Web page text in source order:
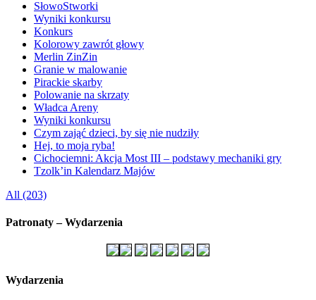
SłowoStworki
Wyniki konkursu
Konkurs
Kolorowy zawrót głowy
Merlin ZinZin
Granie w malowanie
Pirackie skarby
Polowanie na skrzaty
Władca Areny
Wyniki konkursu
Czym zająć dzieci, by się nie nudziły
Hej, to moja ryba!
Cichociemni: Akcja Most III – podstawy mechaniki gry
Tzolk’in Kalendarz Majów
All (203)
Patronaty – Wydarzenia
Wydarzenia